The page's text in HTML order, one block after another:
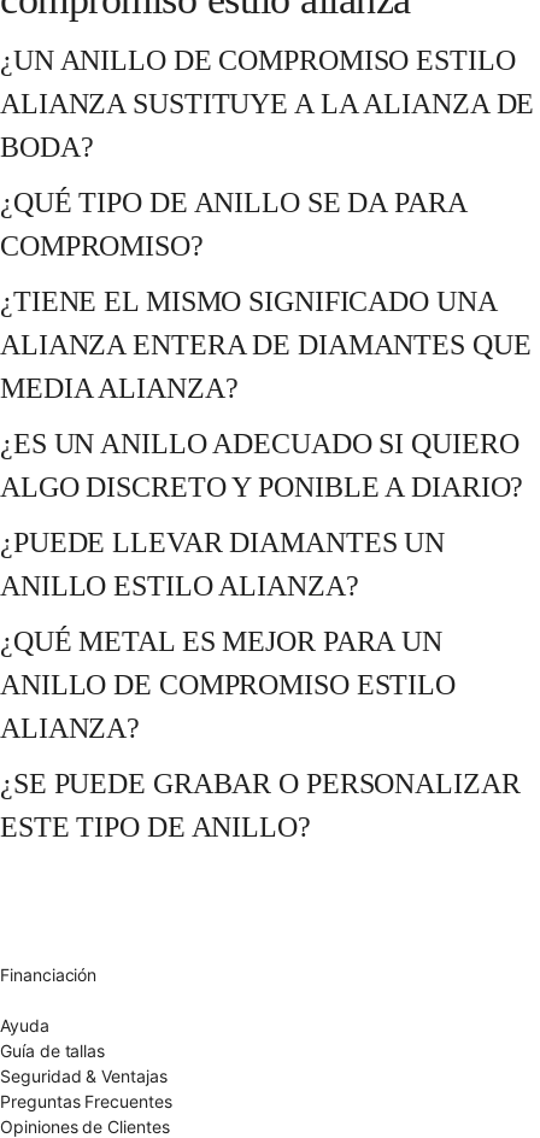
¿UN ANILLO DE COMPROMISO ESTILO
ALIANZA SUSTITUYE A LA ALIANZA DE
BODA?
¿QUÉ TIPO DE ANILLO SE DA PARA
COMPROMISO?
¿TIENE EL MISMO SIGNIFICADO UNA
ALIANZA ENTERA DE DIAMANTES QUE
MEDIA ALIANZA?
¿ES UN ANILLO ADECUADO SI QUIERO
ALGO DISCRETO Y PONIBLE A DIARIO?
¿PUEDE LLEVAR DIAMANTES UN
ANILLO ESTILO ALIANZA?
¿QUÉ METAL ES MEJOR PARA UN
ANILLO DE COMPROMISO ESTILO
ALIANZA?
¿SE PUEDE GRABAR O PERSONALIZAR
ESTE TIPO DE ANILLO?
Financiación
Ayuda
Guía de tallas
Seguridad & Ventajas
Preguntas Frecuentes
Opiniones de Clientes